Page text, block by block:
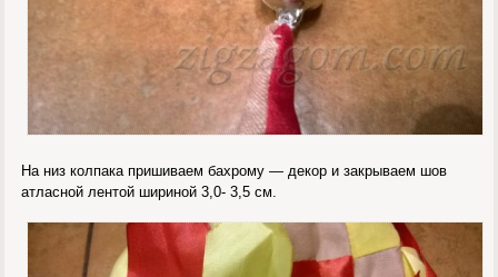
На низ колпака пришиваем бахрому — декор и закрываем шов
атласной лентой шириной 3,0- 3,5 см.